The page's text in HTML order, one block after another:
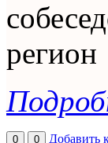
регион
0 0 Добавить